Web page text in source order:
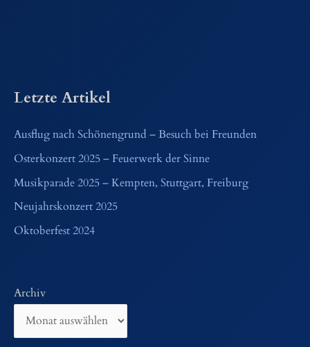
Letzte Artikel
Ausflug nach Schönengrund – Besuch bei Freunden
Osterkonzert 2025 – Feuerwerk der Sinne
Musikparade 2025 – Kempten, Stuttgart, Freiburg
Neujahrskonzert 2025
Oktoberfest 2024
Archiv